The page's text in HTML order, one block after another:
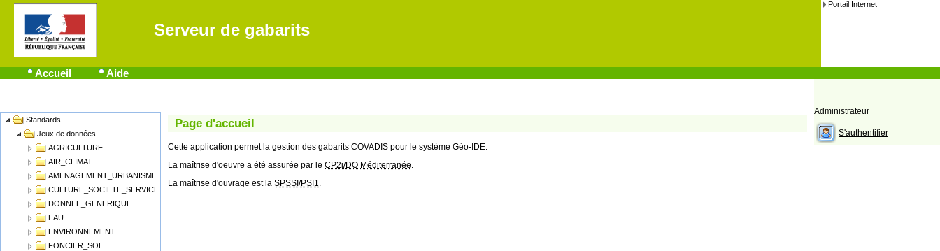
Portail Internet
Serveur de gabarits
Accueil Aide
Name Standards
Jeux de données
AGRICULTURE
AIR_CLIMAT
AMENAGEMENT_URBANISME
CULTURE_SOCIETE_SERVICE
DONNEE_GENERIQUE
EAU
ENVIRONNEMENT
FONCIER_SOL
Page d'accueil
Cette application permet la gestion des gabarits COVADIS pour le système Géo-IDE.
La maîtrise d'oeuvre a été assurée par le CP2i/DO Méditerranée.
La maîtrise d'ouvrage est la SPSSI/PSI1.
Administrateur
S'authentifier